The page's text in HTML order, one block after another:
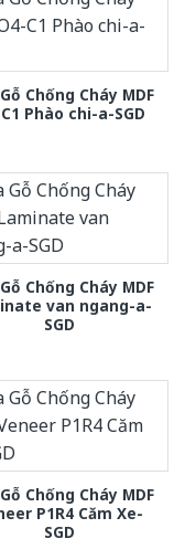
Chống Cháy MDF
Phào chi-a-SGD
Chống Cháy MDF
van ngang-a-
SGD
Chống Cháy MDF
P1R4 Căm Xe-
SGD